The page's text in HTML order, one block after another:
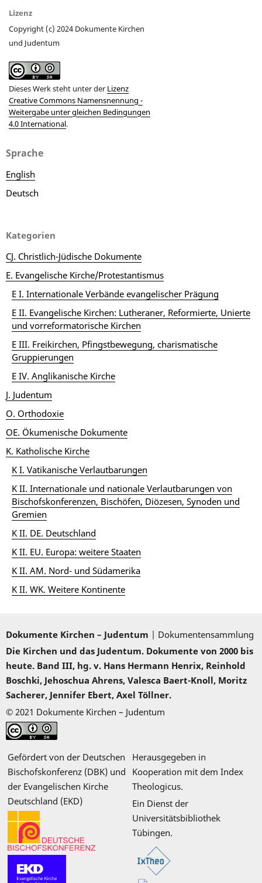
Lizenz
Copyright (c) 2024 Dokumente Kirchen
und Judentum
Dieses Werk steht unter der Lizenz
Creative Commons Namensnennung -
Weitergabe unter gleichen Bedingungen
4.0 International.
Sprache
English
Deutsch
Kategorien
CJ. Christlich-Jüdische Dokumente
E. Evangelische Kirche/Protestantismus
E I. Internationale Verbände evangelischer Prägung
E II. Evangelische Kirchen: Lutheraner, Reformierte, Unierte
und vorreformatorische Kirchen
E III. Freikirchen, Pfingstbewegung, charismatische
Gruppierungen
E IV. Anglikanische Kirche
J. Judentum
O. Orthodoxie
OE. Ökumenische Dokumente
K. Katholische Kirche
K I. Vatikanische Verlautbarungen
K II. Internationale und nationale Verlautbarungen von
Bischofskonferenzen, Bischöfen, Diözesen, Synoden und
Gremien
K II. DE. Deutschland
K II. EU. Europa: weitere Staaten
K II. AM. Nord- und Südamerika
K II. WK. Weitere Kontinente
Dokumente Kirchen – Judentum | Dokumentensammlung
Die Kirchen und das Judentum. Dokumente von 2000 bis
heute. Band III, hg. v. Hans Hermann Henrix, Reinhold
Boschki, Jehoschua Ahrens, Valesca Baert-Knoll, Moritz
Sacherer, Jennifer Ebert, Axel Töllner.
© 2021 Dokumente Kirchen – Judentum
Gefördert von der Deutschen
Bischofskonferenz (DBK) und
der Evangelischen Kirche
Deutschland (EKD)
Herausgegeben in
Kooperation mit dem Index
Theologicus.
Ein Dienst der
Universitätsbibliothek
Tübingen.